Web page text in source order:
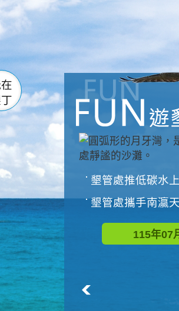
墾管處推低碳水上活動 應屆畢業
墾管處攜手南瀛天文館 打造沉
115年07